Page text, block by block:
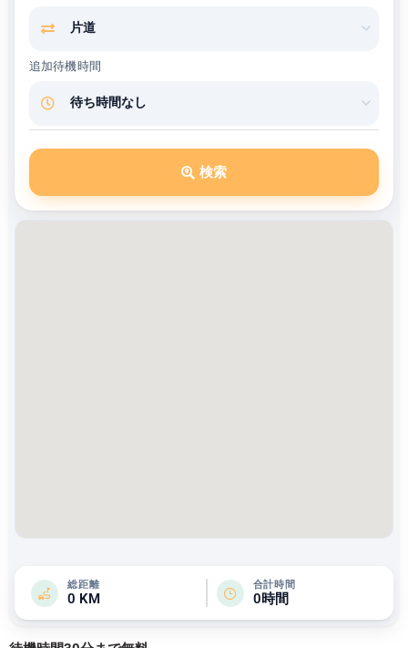
追加待機時間
検索
総距離
0 KM
合計時間
0時間